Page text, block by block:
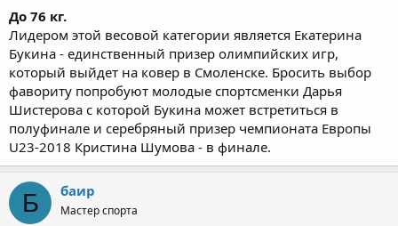
До 76 кг.
Лидером этой весовой категории является Екатерина
Букина - единственный призер олимпийских игр,
который выйдет на ковер в Смоленске. Бросить выбор
фавориту попробуют молодые спортсменки Дарья
Шистерова с которой Букина может встретиться в
полуфинале и серебряный призер чемпионата Европы
U23-2018 Кристина Шумова - в финале.
Б баир
Мастер спорта